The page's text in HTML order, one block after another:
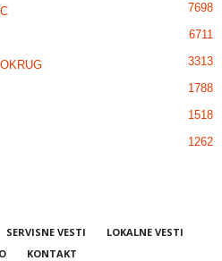
7698
6711
3313
1788
1518
1262
SERVISNE VESTI
LOKALNE VESTI
KONTAKT